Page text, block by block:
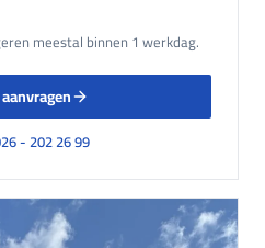
meestal binnen 1 werkdag.
- 202 26 99